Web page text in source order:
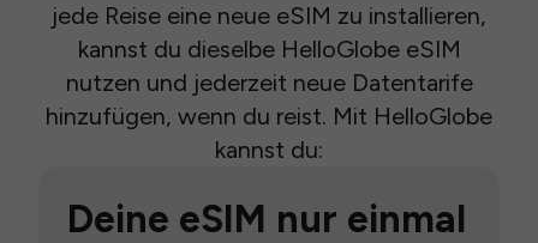
jede Reise eine neue eSIM zu installieren,
kannst du dieselbe HelloGlobe eSIM
nutzen und jederzeit neue Datentarife
hinzufügen, wenn du reist. Mit HelloGlobe
kannst du:
Deine eSIM nur einmal